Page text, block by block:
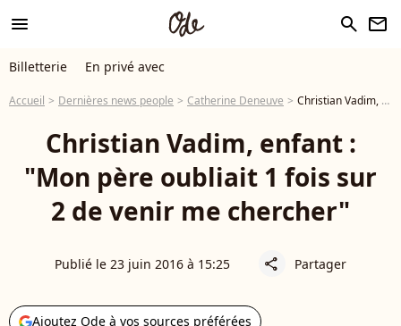
menu search newsletter
Billetterie En privé avec
Accueil Dernières news people Catherine Deneuve Christian Vadim, enfant : "Mon père oubliait 1 fois sur 2 de venir me chercher"
Christian Vadim, enfant :
"Mon père oubliait 1 fois sur
2 de venir me chercher"
Publié le 23 juin 2016 à 15:25 share Partager
Ajoutez Ode à vos sources préférées